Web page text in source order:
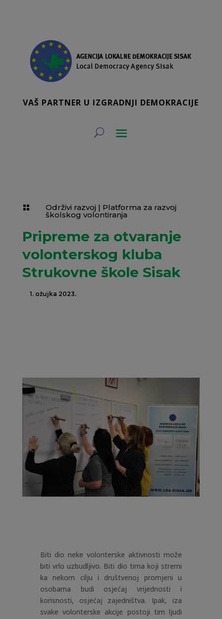
VAŠ PARTNER U IZGRADNJI DEMOKRACIJE
 Održivi razvoj | Platforma za razvoj
školskog volontiranja
Pripreme za otvaranje
volonterskog kluba
Strukovne škole Sisak
1. ožujka 2023.
Biti dio neke volonterske aktivnosti može
biti vrlo uzbudljivo. Biti dio tima koji stremi
ka nekom cilju i društvenoj promjeni u
osobama budi osjećaj vrijednosti i
korisnosti, osjećaj zajedništva. Ipak, iza
svake volonterske akcije postoji tim ljudi